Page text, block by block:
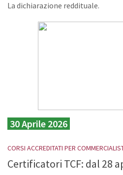
La dichiarazione reddituale.
30 Aprile 2026
CORSI ACCREDITATI PER
Certificatori TCF: dal 28